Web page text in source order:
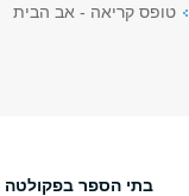
טופס קריאה - אב הבית
בתי הספר בפקולטה